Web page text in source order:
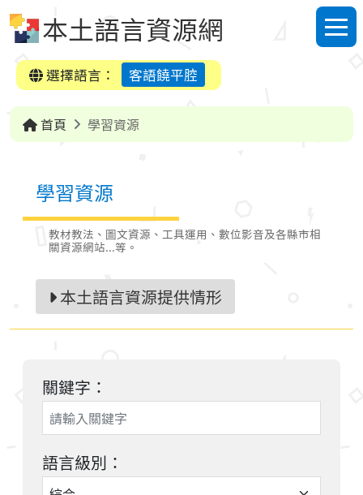
本土語言資源網
選單
選擇語言：
客語饒平腔
首頁 學習資源
學習資源
教材教法、圖文資源、工具運用、數位影音及各縣市相
關資源網站...等。
本土語言資源提供情形
關鍵字：
語言級別：